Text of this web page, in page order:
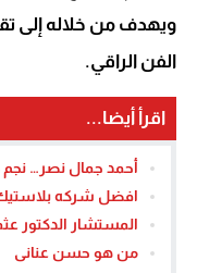
ويهدف من خلاله إلى
الفن الراقي.
اقرأ أيضا...
أحمد جمال نصر…
افضل شركه
المستشار الدكتور
من هو حسن عنانى